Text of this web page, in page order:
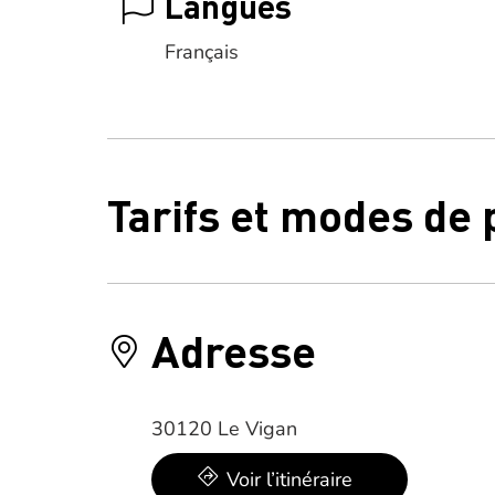
Français
Tarifs et modes de
Adresse
30120 Le Vigan
Voir l’itinéraire